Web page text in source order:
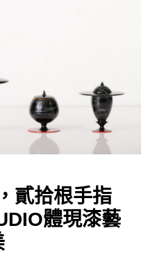
貳拾根手指
體現漆藝